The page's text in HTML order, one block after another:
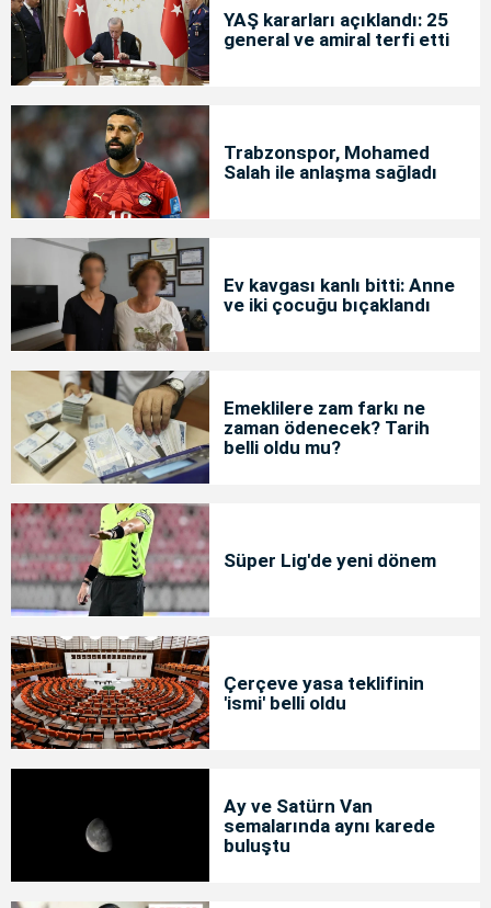
YAŞ kararları açıklandı: 25
general ve amiral terfi etti
Trabzonspor, Mohamed
Salah ile anlaşma sağladı
Ev kavgası kanlı bitti: Anne
ve iki çocuğu bıçaklandı
Emeklilere zam farkı ne
zaman ödenecek? Tarih
belli oldu mu?
Süper Lig'de yeni dönem
Çerçeve yasa teklifinin
'ismi' belli oldu
Ay ve Satürn Van
semalarında aynı karede
buluştu